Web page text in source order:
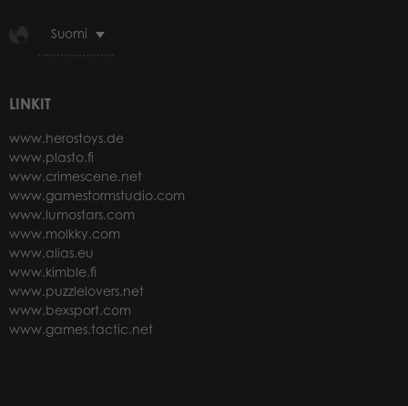
Suomi
LINKIT
www.herostoys.de
www.plasto.fi
www.crimescene.net
www.gamestormstudio.com
www.lumostars.com
www.molkky.com
www.alias.eu
www.kimble.fi
www.puzzlelovers.net
www.bexsport.com
www.games.tactic.net